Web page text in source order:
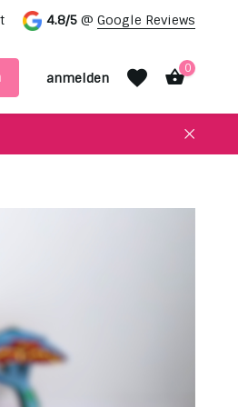
einen Termin in unserem
4.8/5 @ Google Reviews
anmelden
0